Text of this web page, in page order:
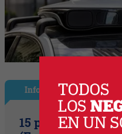
InfoShow
15 primaveras